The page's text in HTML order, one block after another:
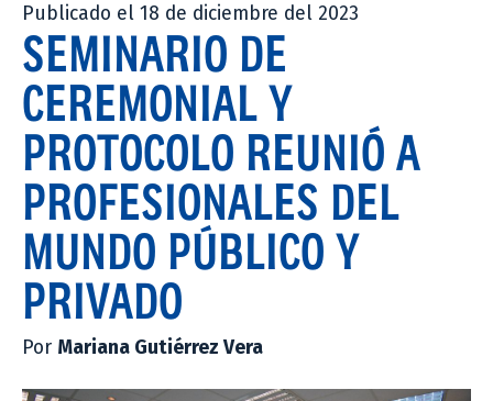
Publicado el 18 de diciembre del 2023
SEMINARIO DE
CEREMONIAL Y
PROTOCOLO REUNIÓ A
PROFESIONALES DEL
MUNDO PÚBLICO Y
PRIVADO
Por Mariana Gutiérrez Vera